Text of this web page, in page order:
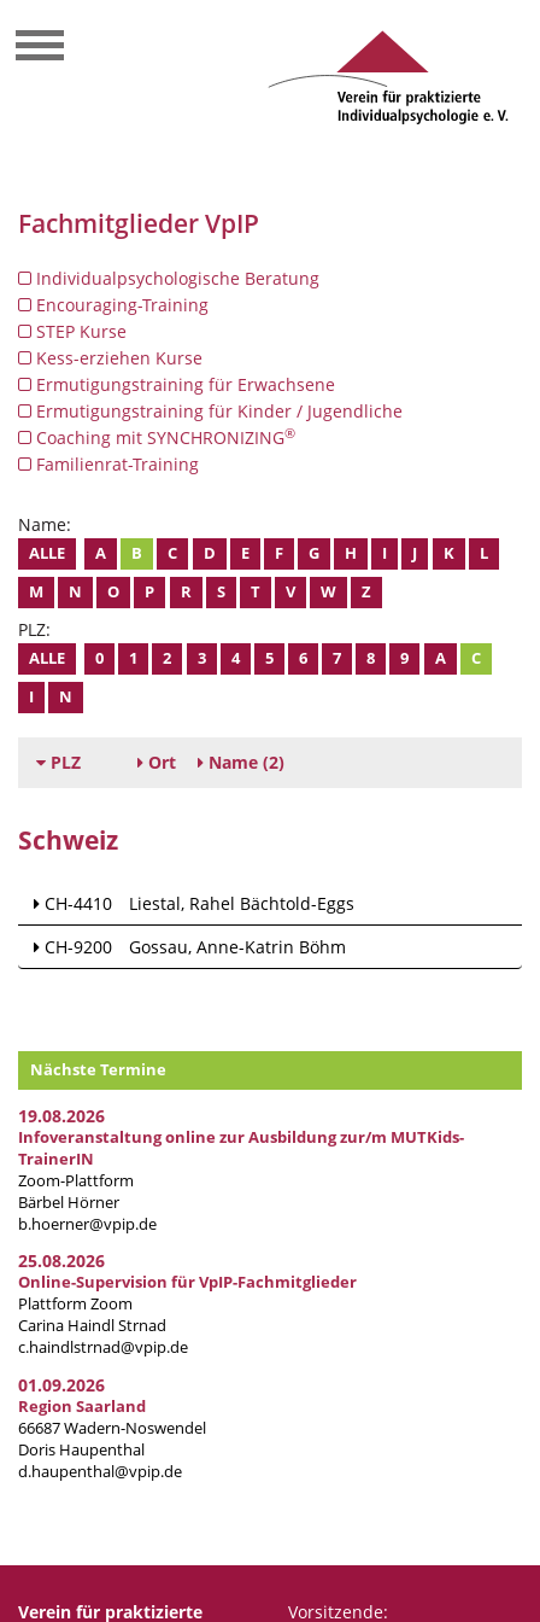
Fachmitglieder VpIP
Individualpsychologische Beratung
Encouraging-Training
STEP Kurse
Kess-erziehen Kurse
Ermutigungstraining für Erwachsene
Ermutigungstraining für Kinder / Jugendliche
Coaching mit SYNCHRONIZING®
Familienrat-Training
Name:
ALLE A B C D E F G H I J K
L
M
N O P R S T V W Z
PLZ:
ALLE 0 1 2 3 4 5 6 7 8 9 A
C
I
N
PLZ Ort Name (2)
Schweiz
CH-4410 Liestal Rahel Bächtold-Eggs
CH-9200
Gossau Anne-Katrin Böhm
Nächste Termine
19.08.2026
Infoveranstaltung online zur Ausbildung zur/m MUTKids-
TrainerIN
Zoom-Plattform
Bärbel Hörner
b.hoerner@vpip.de
25.08.2026
Online-Supervision für VpIP-Fachmitglieder
Plattform Zoom
Carina Haindl Strnad
c.haindlstrnad@vpip.de
01.09.2026
Region Saarland
66687 Wadern-Noswendel
Doris Haupenthal
d.haupenthal@vpip.de
Verein für praktizierte Vorsitzende: